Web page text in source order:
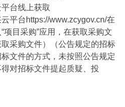
台线上获取
平台https://www.zcygov.cn/在
项目采购”应用，在获取采购文
采购文件）（公告规定的招标
文件的方式，未按照公告规定
对招标文件提起质疑、投